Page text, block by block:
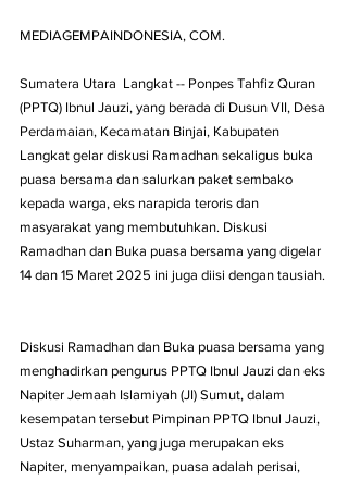
MEDIAGEMPAINDONESIA, COM.
Sumatera Utara  Langkat -- Ponpes Tahfiz Quran
(PPTQ) Ibnul Jauzi, yang berada di Dusun VII, Desa
Perdamaian, Kecamatan Binjai, Kabupaten
Langkat gelar diskusi Ramadhan sekaligus buka
puasa bersama dan salurkan paket sembako
kepada warga, eks narapida teroris dan
masyarakat yang membutuhkan. Diskusi
Ramadhan dan Buka puasa bersama yang digelar
14 dan 15 Maret 2025 ini juga diisi dengan tausiah.
Diskusi Ramadhan dan Buka puasa bersama yang
menghadirkan pengurus PPTQ Ibnul Jauzi dan eks
Napiter Jemaah Islamiyah (JI) Sumut, dalam
kesempatan tersebut Pimpinan PPTQ Ibnul Jauzi,
Ustaz Suharman, yang juga merupakan eks
Napiter, menyampaikan, puasa adalah perisai,